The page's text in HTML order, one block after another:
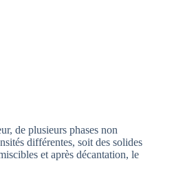
de plusieurs phases non
différentes, soit des solides
et après décantation, le